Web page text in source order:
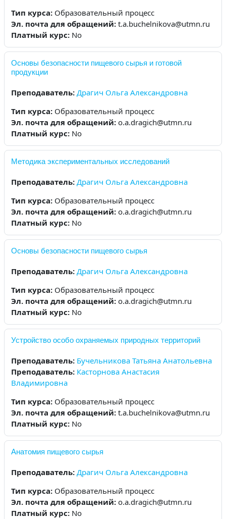
Тип курса: Образовательный процесс
Эл. почта для обращений: t.a.buchelnikova@utmn.ru
Платный курс: No
Основы безопасности пищевого сырья и готовой
продукции
Преподаватель: Драгич Ольга Александровна
Тип курса: Образовательный процесс
Эл. почта для обращений: o.a.dragich@utmn.ru
Платный курс: No
Методика экспериментальных исследований
Преподаватель: Драгич Ольга Александровна
Тип курса: Образовательный процесс
Эл. почта для обращений: o.a.dragich@utmn.ru
Платный курс: No
Основы безопасности пищевого сырья
Преподаватель: Драгич Ольга Александровна
Тип курса: Образовательный процесс
Эл. почта для обращений: o.a.dragich@utmn.ru
Платный курс: No
Устройство особо охраняемых природных территорий
Преподаватель: Бучельникова Татьяна Анатольевна
Преподаватель: Касторнова Анастасия
Владимировна
Тип курса: Образовательный процесс
Эл. почта для обращений: t.a.buchelnikova@utmn.ru
Платный курс: No
Анатомия пищевого сырья
Преподаватель: Драгич Ольга Александровна
Тип курса: Образовательный процесс
Эл. почта для обращений: o.a.dragich@utmn.ru
Платный курс: No